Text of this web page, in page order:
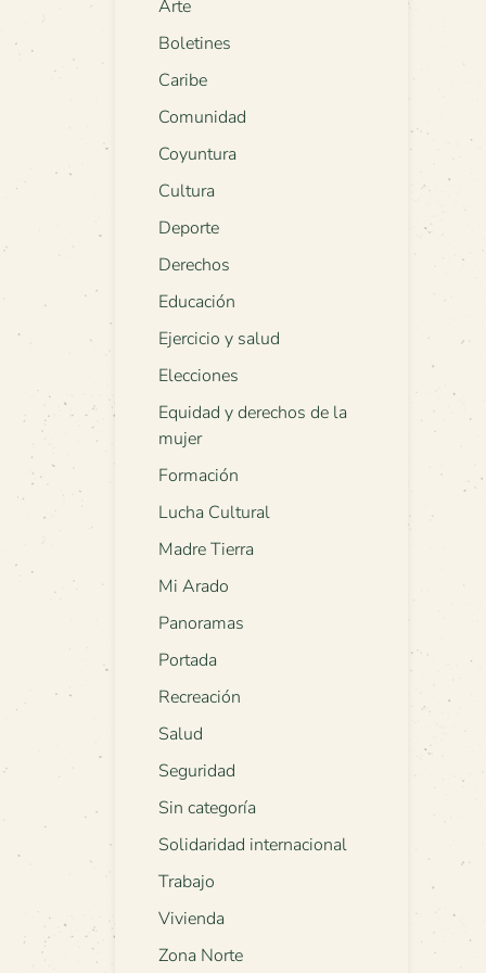
Arte
Boletines
Caribe
Comunidad
Coyuntura
Cultura
Deporte
Derechos
Educación
Ejercicio y salud
Elecciones
Equidad y derechos de la
mujer
Formación
Lucha Cultural
Madre Tierra
Mi Arado
Panoramas
Portada
Recreación
Salud
Seguridad
Sin categoría
Solidaridad internacional
Trabajo
Vivienda
Zona Norte